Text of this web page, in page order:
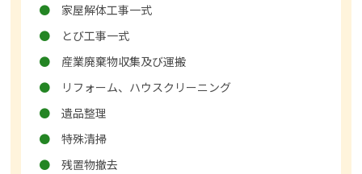
家屋解体工事一式
とび工事一式
産業廃棄物収集及び運搬
リフォーム、ハウスクリーニング
遺品整理
特殊清掃
残置物撤去